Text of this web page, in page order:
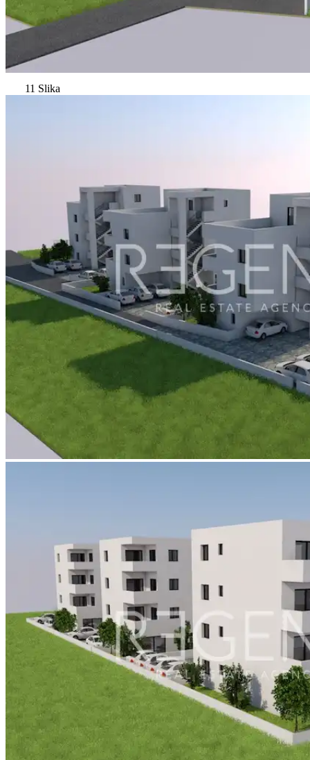
11 Slika